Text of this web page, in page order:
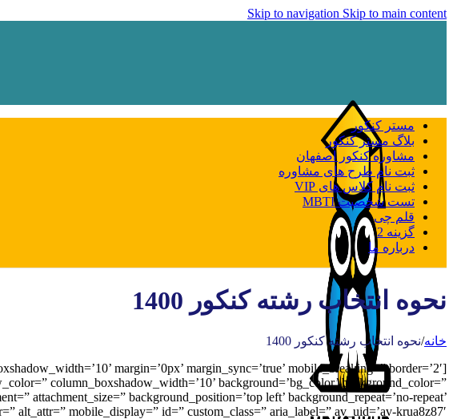
Skip to navigation Skip to main content
مستر کنکور
بلاگ مستر کنکور
مشاوره کنکور اصفهان
ثبت نام طرح های مشاوره
ثبت نام کلاس های VIP
تست شخصیت MBTI
قلم چی
گزینه 2
درباره ما
نحوه انتخاب رشته کنکور 1400
خانه/نحوه انتخاب رشته کنکور 1400
margin=’0px’ margin_sync=’true’ mobile_breaking=” border=’2′
column_boxshadow_width=’10’ background=’bg_color’ background_color=”
attachment_size=” background_position=’top left’ background_repeat=’no-repeat’
alt_attr=” mobile_display=” id=” custom_class=” aria_label=” av_uid=’av-krua8z87′]